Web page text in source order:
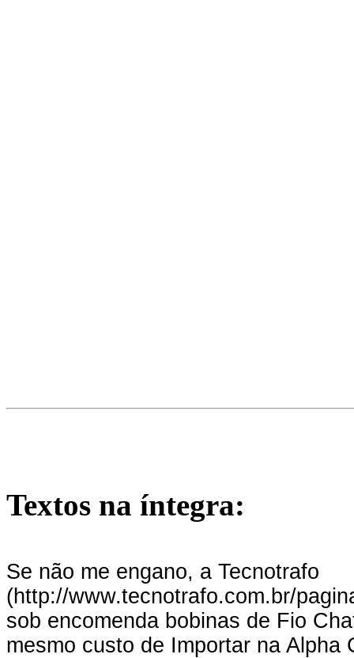
Textos na íntegra:
Se não me engano, a Tecnotrafo
(http://www.tecnotrafo.com.br/
sob encomenda bobinas de Fio
mesmo custo de Importar na Alpha